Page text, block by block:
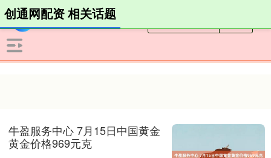
创通网配资 相关话题
牛盈服务中心 7月15日中国黄金
黄金价格969元克